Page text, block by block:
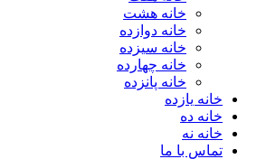
خانه هشت
خانه دوازده
خانه سیزده
خانه چهارده
خانه پانزده
خانه یازده
خانه ده
خانه نه
تماس با ما